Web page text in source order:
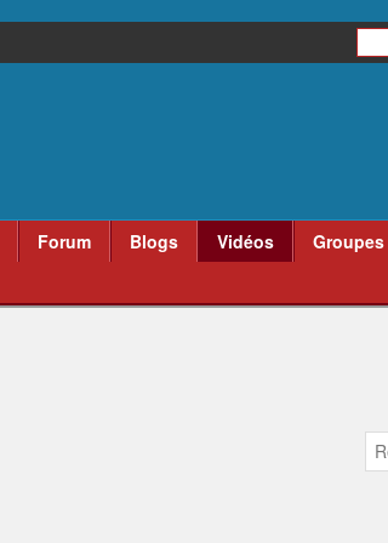
Forum Blogs Vidéos
Groupes